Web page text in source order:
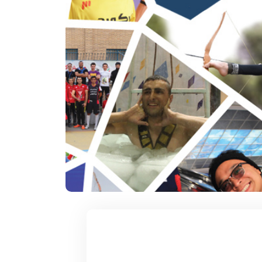
در یک
۱۲ آذر ۱۴۰۴
سریعترین زمان 1000 متر روپایی زدن با